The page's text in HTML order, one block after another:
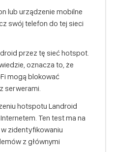
lub urządzenie mobilne
swój telefon do tej sieci
przez tę sieć hotspot.
oznacza to, że
mogą blokować
serwerami.
hotspotu Landroid
Ten test ma na
zidentyfikowaniu
z głównymi